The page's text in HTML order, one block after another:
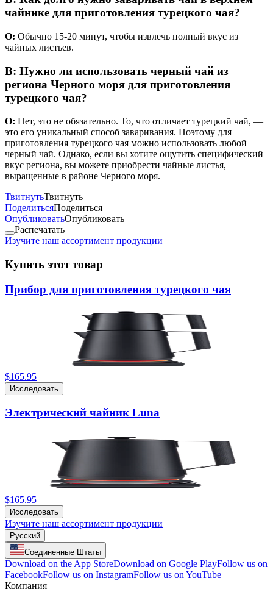
чайнике для приготовления турецкого чая?
О: Обычно 15-20 минут, чтобы извлечь полный вкус из
чайных листьев.
В: Нужно ли использовать черный чай из
региона Черного моря для приготовления
турецкого чая?
О: Нет, это не обязательно. То, что отличает турецкий чай, —
это его уникальный способ заваривания. Поэтому для
приготовления турецкого чая можно использовать любой
черный чай. Однако, если вы хотите ощутить специфический
вкус региона, вы можете приобрести чайные листья,
выращенные в районе Черного моря.
ТвитнутьТвитнуть
ПоделитьсяПоделиться
ОпубликоватьОпубликовать
Распечатать
Изучите наш ассортимент продукции
Купить этот товар
Прибор для приготовления турецкого чая
$165.95
Исследовать
Электрический чайник Luna
$165.95
Исследовать
Изучите наш ассортимент продукции
Русский
Соединенные Штаты
Download on the App StoreDownload on Google PlayFollow us on
FacebookFollow us on InstagramFollow us on YouTube
Компания